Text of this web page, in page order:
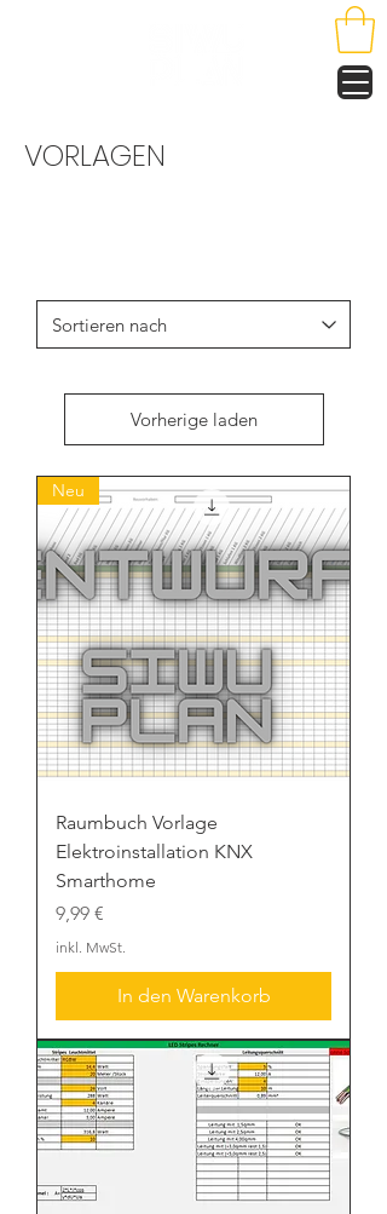
VORLAGEN
Vorherige laden
Neu
Raumbuch Vorlage
Elektroinstallation KNX
Smarthome
Preis
9,99 €
inkl. MwSt.
In den Warenkorb